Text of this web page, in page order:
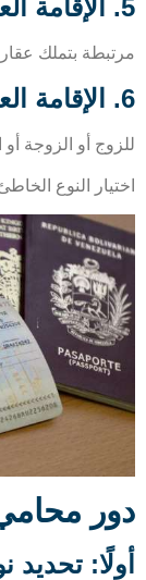
بتملك عقار
أو الزوجة أو
النوع الخاطئ قد
محامي
تحديد